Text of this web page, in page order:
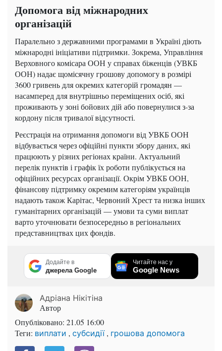
Допомога від міжнародних
організацій
Паралельно з державними програмами в Україні діють
міжнародні ініціативи підтримки. Зокрема, Управління
Верховного комісара ООН у справах біженців (УВКБ
ООН) надає щомісячну грошову допомогу в розмірі
3600 гривень для окремих категорій громадян —
насамперед для внутрішньо переміщених осіб, які
проживають у зоні бойових дій або повернулися з-за
кордону після тривалої відсутності.
Реєстрація на отримання допомоги від УВКБ ООН
відбувається через офіційні пункти збору даних, які
працюють у різних регіонах країни. Актуальний
перелік пунктів і графік їх роботи публікується на
офіційних ресурсах організації. Окрім УВКБ ООН,
фінансову підтримку окремим категоріям українців
надають також Карітас, Червоний Хрест та низка інших
гуманітарних організацій — умови та суми виплат
варто уточнювати безпосередньо в регіональних
представництвах цих фондів.
Додайте в
джерела Google
Читайте нас у
Google News
Адріана Нікітіна
Автор
Опубліковано: 21.05 16:00
Теги: виплати , субсидії, грошова допомога